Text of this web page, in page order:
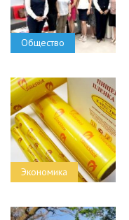
Общество
Экономика